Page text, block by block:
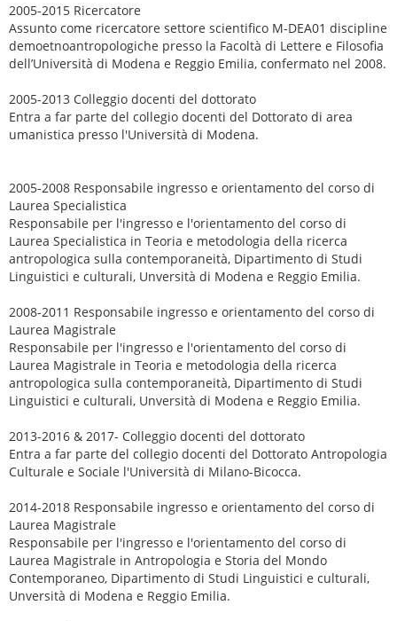
2005-2015 Ricercatore
Assunto come ricercatore settore scientifico M-DEA01 discipline
demoetnoantropologiche presso la Facoltà di Lettere e Filosofia
dell’Università di Modena e Reggio Emilia, confermato nel 2008.
2005-2013 Colleggio docenti del dottorato
Entra a far parte del collegio docenti del Dottorato di area
umanistica presso l'Università di Modena.
2005-2008 Responsabile ingresso e orientamento del corso di
Laurea Specialistica
Responsabile per l'ingresso e l'orientamento del corso di
Laurea Specialistica in Teoria e metodologia della ricerca
antropologica sulla contemporaneità, Dipartimento di Studi
Linguistici e culturali, Unversità di Modena e Reggio Emilia.
2008-2011 Responsabile ingresso e orientamento del corso di
Laurea Magistrale
Responsabile per l'ingresso e l'orientamento del corso di
Laurea Magistrale in Teoria e metodologia della ricerca
antropologica sulla contemporaneità, Dipartimento di Studi
Linguistici e culturali, Unversità di Modena e Reggio Emilia.
2013-2016 & 2017- Colleggio docenti del dottorato
Entra a far parte del collegio docenti del Dottorato Antropologia
Culturale e Sociale l'Università di Milano-Bicocca.
2014-2018 Responsabile ingresso e orientamento del corso di
Laurea Magistrale
Responsabile per l'ingresso e l'orientamento del corso di
Laurea Magistrale in Antropologia e Storia del Mondo
Contemporaneo, Dipartimento di Studi Linguistici e culturali,
Unversità di Modena e Reggio Emilia.